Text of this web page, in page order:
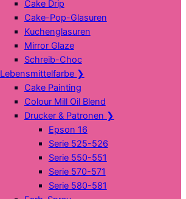
Cake Drip
Cake-Pop-Glasuren
Kuchenglasuren
Mirror Glaze
Schreib-Choc
Lebensmittelfarbe ❯
Cake Painting
Colour Mill Oil Blend
Drucker & Patronen ❯
Epson 16
Serie 525-526
Serie 550-551
Serie 570-571
Serie 580-581